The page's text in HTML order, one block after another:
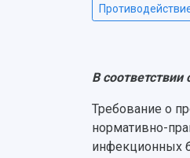
В
Требование о
нормативно-
инфекционных